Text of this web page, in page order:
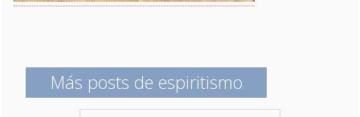
Más posts de espiritismo